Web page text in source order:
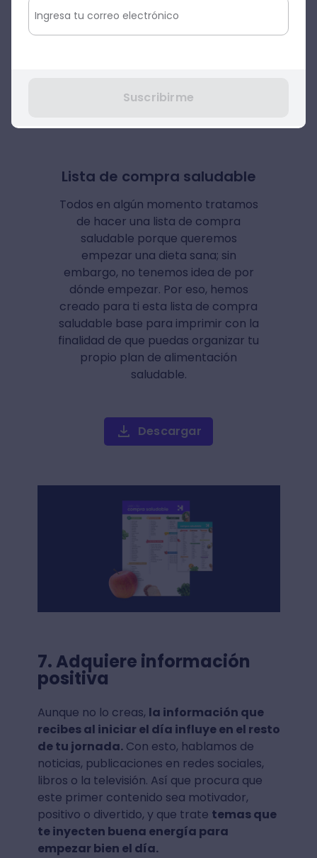
negativamente a los niveles de
estrés, el cansancio y puede afectar
problemas de salud”.
Lista de compra saludable
Todos en algún momento tratamos
de hacer una lista de compra
saludable porque queremos
empezar una dieta sana; sin
embargo, no tenemos idea de por
dónde empezar. Por eso, hemos
creado para ti esta lista de compra
saludable base para imprimir con la
finalidad de que puedas organizar tu
propio plan de alimentación
saludable.
Descargar
7. Adquiere información
positiva
Aunque no lo creas, la información que
recibes al iniciar el día influye en el resto
de tu jornada.Con esto, hablamos de
noticias, publicaciones en redes sociales,
libros o la televisión. Así que procura que
este primer contenido sea motivador,
positivo o divertido, y que trate temas que
te inyecten buena energía para
empezar bien el día.
Suscribirme